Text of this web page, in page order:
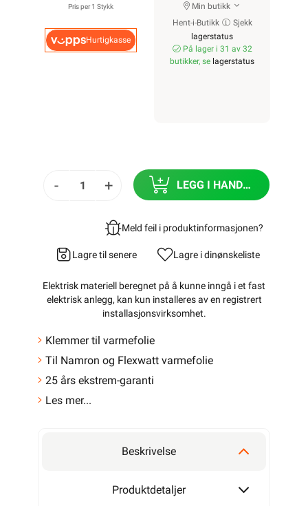
Pris per 1 Stykk
Hurtigkasse
Min butikk
Hent-i-Butikk
Sjekk
lagerstatus
På lager i 31 av 32
butikker, se lagerstatus
- + LEGG I HANDLEKURV
Meld feil i produktinformasjonen?
Lagre til senere Lagre i dinønskeliste
Elektrisk materiell beregnet på å kunne inngå i et fast
elektrisk anlegg, kan kun installeres av en registrert
installasjonsvirksomhet.
Klemmer til varmefolie
Til Namron og Flexwatt varmefolie
25 års ekstrem-garanti
Les mer...
Beskrivelse
Produktdetaljer